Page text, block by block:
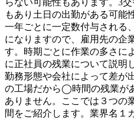
らない可能性もあります。3
もあり土日の出勤がある可能
一年ごとに一定数付与される
になりますので、雇用先の企
す。時期ごとに作業の多さに
に正社員の残業について説明
勤務形態や会社によって差が
の工場だから◯時間の残業が
ありません。ここでは３つの
間をご紹介します。業界名１